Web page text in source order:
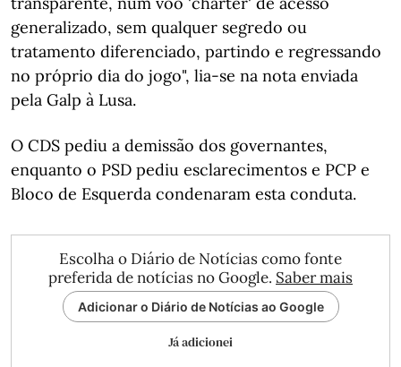
generalizado, sem qualquer segredo ou
tratamento diferenciado, partindo e regressando
no próprio dia do jogo", lia-se na nota enviada
pela Galp à Lusa.
O CDS pediu a demissão dos governantes,
enquanto o PSD pediu esclarecimentos e PCP e
Bloco de Esquerda condenaram esta conduta.
Escolha o Diário de Notícias como fonte
preferida de notícias no Google. Saber mais
Adicionar o Diário de Notícias ao Google
Já adicionei